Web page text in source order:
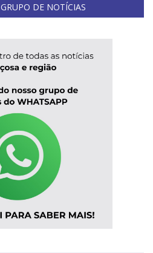
DE NOTÍCIAS